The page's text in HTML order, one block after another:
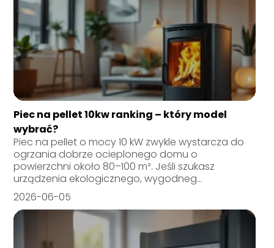
Piec na pellet 10kw ranking – który model
wybrać?
Piec na pellet o mocy 10 kW zwykle wystarcza do
ogrzania dobrze ocieplonego domu o
powierzchni około 80–100 m². Jeśli szukasz
urządzenia ekologicznego, wygodneg...
2026-06-05